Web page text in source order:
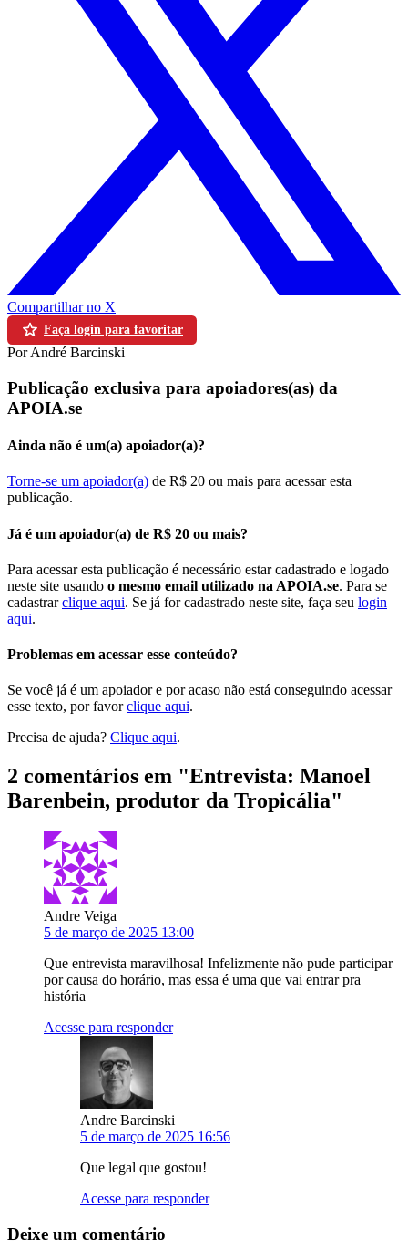
Compartilhar no X
Faça login para favoritar
Por André Barcinski
Publicação exclusiva para apoiadores(as) da
APOIA.se
Ainda não é um(a) apoiador(a)?
Torne-se um apoiador(a) de R$ 20 ou mais para acessar esta
publicação.
Já é um apoiador(a) de R$ 20 ou mais?
Para acessar esta publicação é necessário estar cadastrado e logado
neste site usando o mesmo email utilizado na APOIA.se. Para se
cadastrarclique aqui. Se já for cadastrado neste site, faça seu login
aqui.
Problemas em acessar esse conteúdo?
Se você já é um apoiador e por acaso não está conseguindo acessar
esse texto, por favorclique aqui.
Precisa de ajuda? Clique aqui.
2 comentários em "Entrevista: Manoel
Barenbein, produtor da Tropicália"
Andre Veiga
5 de março de 2025 13:00
Que entrevista maravilhosa! Infelizmente não pude participar
por causa do horário, mas essa é uma que vai entrar pra
história
Acesse para responder
Andre Barcinski
5 de março de 2025 16:56
Que legal que gostou!
Acesse para responder
Deixe um comentário